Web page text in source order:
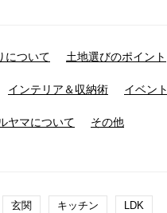
について 土地選びのポイント
インテリア＆収納術 イベント
ヤマについて その他
玄関 キッチン LDK